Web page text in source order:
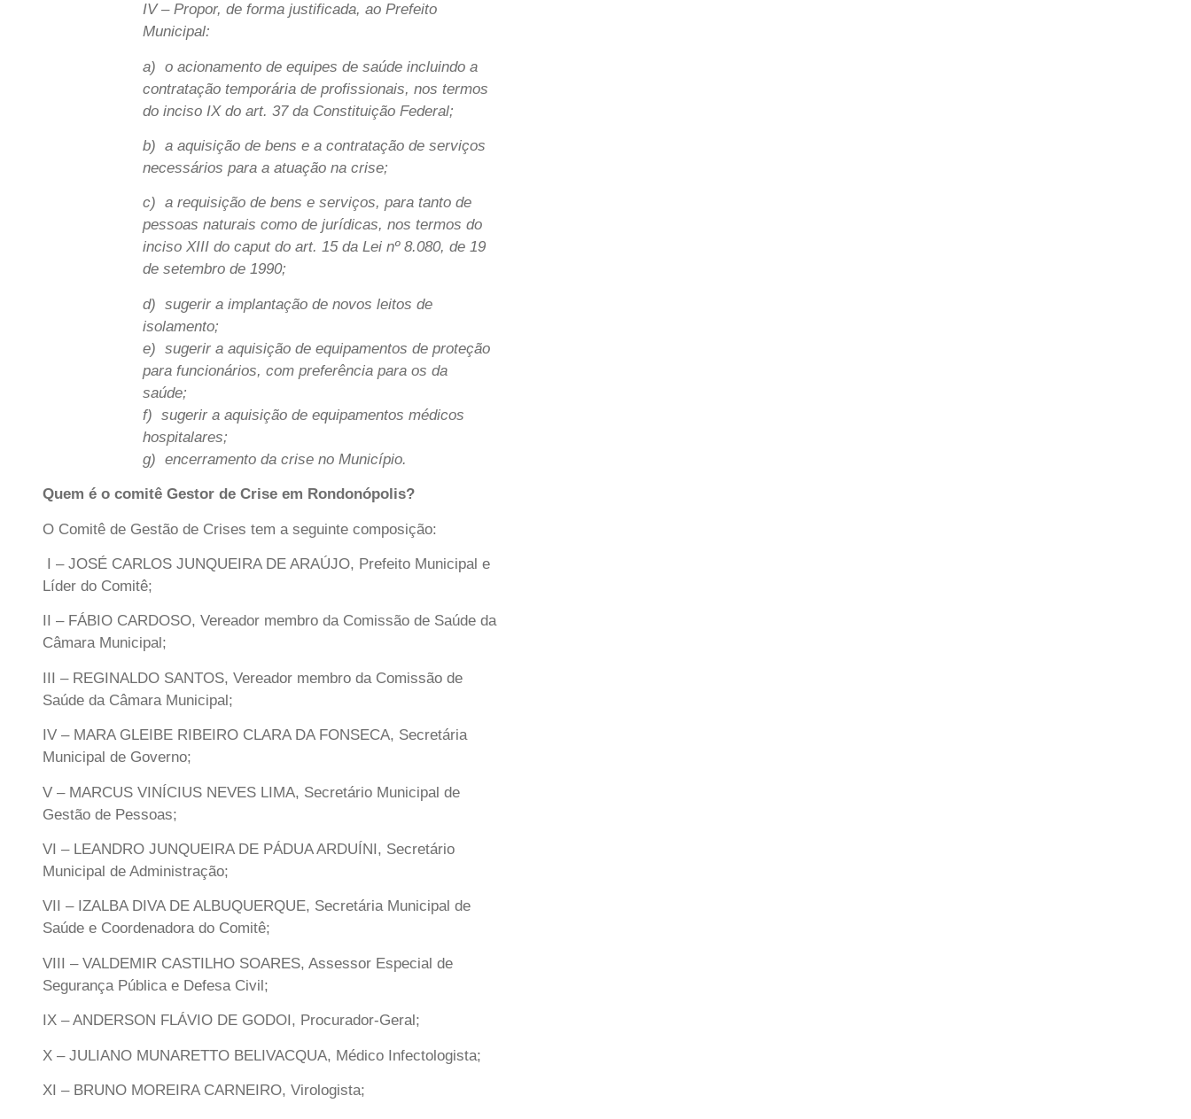
IV – Propor, de forma justificada, ao Prefeito
Municipal:
a) o acionamento de equipes de saúde incluindo a
contratação temporária de profissionais, nos termos
do inciso IX do art. 37 da Constituição Federal;
b) a aquisição de bens e a contratação de serviços
necessários para a atuação na crise;
c) a requisição de bens e serviços, para tanto de
pessoas naturais como de jurídicas, nos termos do
inciso XIII do caput do art. 15 da Lei nº 8.080, de 19
de setembro de 1990;
d) sugerir a implantação de novos leitos de
isolamento;
e) sugerir a aquisição de equipamentos de proteção
para funcionários, com preferência para os da
saúde;
f) sugerir a aquisição de equipamentos médicos
hospitalares;
g) encerramento da crise no Município.
Quem é o comitê Gestor de Crise em Rondonópolis?
O Comitê de Gestão de Crises tem a seguinte composição:
I – JOSÉ CARLOS JUNQUEIRA DE ARAÚJO, Prefeito Municipal e
Líder do Comitê;
II – FÁBIO CARDOSO, Vereador membro da Comissão de Saúde da
Câmara Municipal;
III – REGINALDO SANTOS, Vereador membro da Comissão de
Saúde da Câmara Municipal;
IV – MARA GLEIBE RIBEIRO CLARA DA FONSECA, Secretária
Municipal de Governo;
V – MARCUS VINÍCIUS NEVES LIMA, Secretário Municipal de
Gestão de Pessoas;
VI – LEANDRO JUNQUEIRA DE PÁDUA ARDUÍNI, Secretário
Municipal de Administração;
VII – IZALBA DIVA DE ALBUQUERQUE, Secretária Municipal de
Saúde e Coordenadora do Comitê;
VIII – VALDEMIR CASTILHO SOARES, Assessor Especial de
Segurança Pública e Defesa Civil;
IX – ANDERSON FLÁVIO DE GODOI, Procurador-Geral;
X – JULIANO MUNARETTO BELIVACQUA, Médico Infectologista;
XI – BRUNO MOREIRA CARNEIRO, Virologista;